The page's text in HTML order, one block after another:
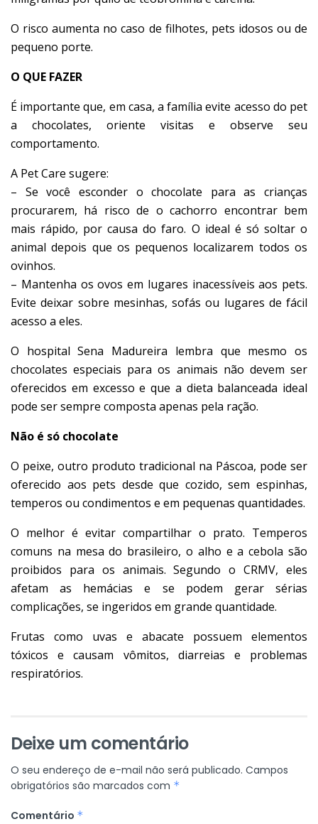
O risco aumenta no caso de filhotes, pets idosos ou de
pequeno porte.
O QUE FAZER
É importante que, em casa, a família evite acesso do pet
a chocolates, oriente visitas e observe seu
comportamento.
A Pet Care sugere:
– Se você esconder o chocolate para as crianças
procurarem, há risco de o cachorro encontrar bem
mais rápido, por causa do faro. O ideal é só soltar o
animal depois que os pequenos localizarem todos os
ovinhos.
– Mantenha os ovos em lugares inacessíveis aos pets.
Evite deixar sobre mesinhas, sofás ou lugares de fácil
acesso a eles.
O hospital Sena Madureira lembra que mesmo os
chocolates especiais para os animais não devem ser
oferecidos em excesso e que a dieta balanceada ideal
pode ser sempre composta apenas pela ração.
Não é só chocolate
O peixe, outro produto tradicional na Páscoa, pode ser
oferecido aos pets desde que cozido, sem espinhas,
temperos ou condimentos e em pequenas quantidades.
O melhor é evitar compartilhar o prato. Temperos
comuns na mesa do brasileiro, o alho e a cebola são
proibidos para os animais. Segundo o CRMV, eles
afetam as hemácias e se podem gerar sérias
complicações, se ingeridos em grande quantidade.
Frutas como uvas e abacate possuem elementos
tóxicos e causam vômitos, diarreias e problemas
respiratórios.
Deixe um comentário
O seu endereço de e-mail não será publicado. Campos
obrigatórios são marcados com *
Comentário *